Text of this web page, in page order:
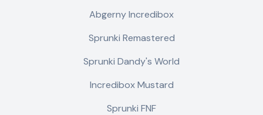
Abgerny Incredibox
Sprunki Remastered
Sprunki Dandy's World
Incredibox Mustard
Sprunki FNF